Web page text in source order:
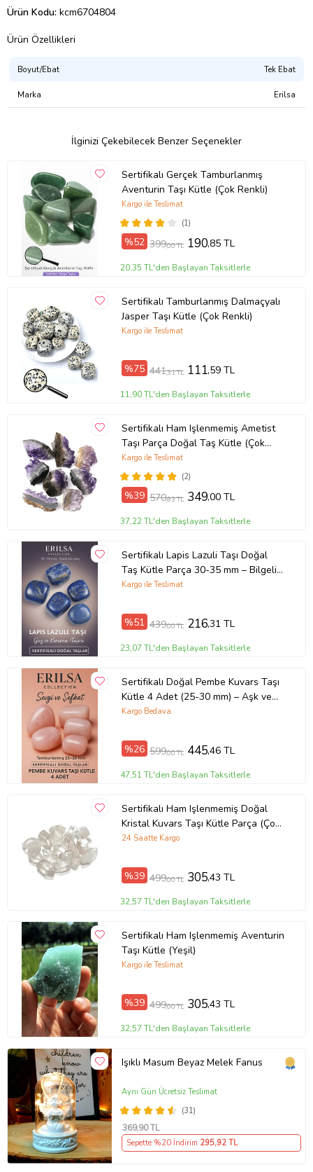
Ürün Kodu: kcm6704804
Ürün Özellikleri
Boyut/Ebat Tek Ebat
Marka Erilsa
İlginizi Çekebilecek Benzer Seçenekler
Sertifikalı Gerçek Tamburlanmış
Aventurin Taşı Kütle (Çok Renkli)
(1)
Kargo ile Teslimat
%52 399,00 TL 190,85 TL
20,35 TL'den Başlayan Taksitlerle
Sertifikalı Tamburlanmış Dalmaçyalı
Jasper Taşı Kütle (Çok Renkli)
Kargo ile Teslimat
%75 441,31 TL 111,59 TL
11,90 TL'den Başlayan Taksitlerle
Sertifikalı Ham Işlenmemiş Ametist
Taşı Parça Doğal Taş Kütle (Çok
Renkli)
(2)
Kargo ile Teslimat
%39 570,83 TL 349,00 TL
37,22 TL'den Başlayan Taksitlerle
Sertifikalı Lapis Lazuli Taşı Doğal
Taş Kütle Parça 30-35 mm – Bilgelik
ve Şans Taşı (Çok Renkli)
Kargo ile Teslimat
%51 439,00 TL 216,31 TL
23,07 TL'den Başlayan Taksitlerle
Sertifikalı Doğal Pembe Kuvars Taşı
Kütle 4 Adet (25-30 mm) – Aşk ve
Huzur Enerjisi
Kargo Bedava
%26 599,00 TL 445,46 TL
47,51 TL'den Başlayan Taksitlerle
Sertifikalı Ham Işlenmemiş Doğal
Kristal Kuvars Taşı Kütle Parça (Çok
Renkli)
24 Saatte Kargo
%39 499,00 TL 305,43 TL
32,57 TL'den Başlayan Taksitlerle
Sertifikalı Ham Işlenmemiş Aventurin
Taşı Kütle (Yeşil)
Kargo ile Teslimat
%39 499,00 TL 305,43 TL
32,57 TL'den Başlayan Taksitlerle
Işıklı Masum Beyaz Melek Fanus
(31)
Aynı Gün Ücretsiz Teslimat
369,90 TL
Sepette %20 İndirim 295,92 TL